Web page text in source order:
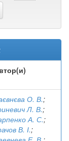
О. В.;
Л. В.;
А. С.;
В. І.;